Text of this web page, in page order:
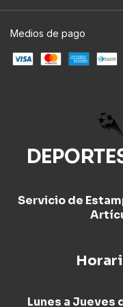
Medios de pago
Servicio de
Lunes a Jueves